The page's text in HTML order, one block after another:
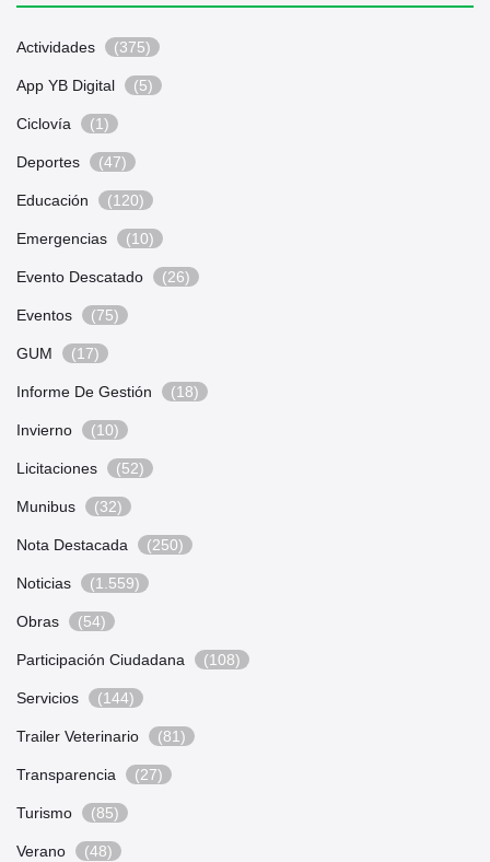
Actividades (375)
App YB Digital (5)
Ciclovía (1)
Deportes (47)
Educación (120)
Emergencias (10)
Evento Descatado (26)
Eventos (75)
GUM (17)
Informe De Gestión (18)
Invierno (10)
Licitaciones (52)
Munibus (32)
Nota Destacada (250)
Noticias (1.559)
Obras (54)
Participación Ciudadana (108)
Servicios (144)
Trailer Veterinario (81)
Transparencia (27)
Turismo (85)
Verano (48)